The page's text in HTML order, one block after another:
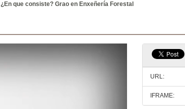
¿En que consiste? Grao en Enxeñería Forestal
URL:
IFRAME: